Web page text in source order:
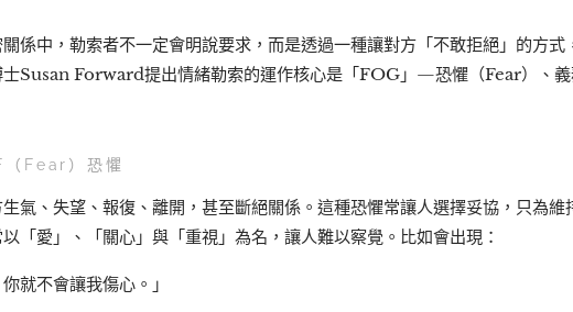
係中，勒索者不一定會明說要求，而是透過一種讓對方「不敢拒絕」的方
士Susan Forward提出情緒勒索的運作核心是「FOG」—恐懼（Fear）、
（Fear）恐懼
氣、失望、報復、離開，甚至斷絕關係。這種恐懼常讓人選擇妥協，只為
「愛」、「關心」與「重視」為名，讓人難以察覺。比如會出現：
就不會讓我傷心。」